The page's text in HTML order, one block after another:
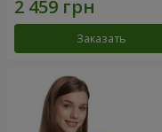
Заказать